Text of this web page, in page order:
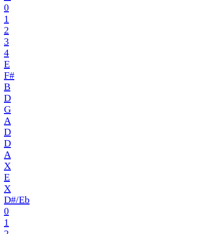
0
1
2
3
4
E
F#
B
D
G
A
D
D
A
X
E
X
D#/Eb
0
1